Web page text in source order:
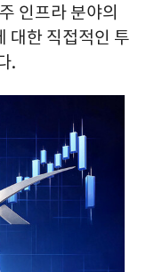
인프라 분야의
대한 직접적인 투
.